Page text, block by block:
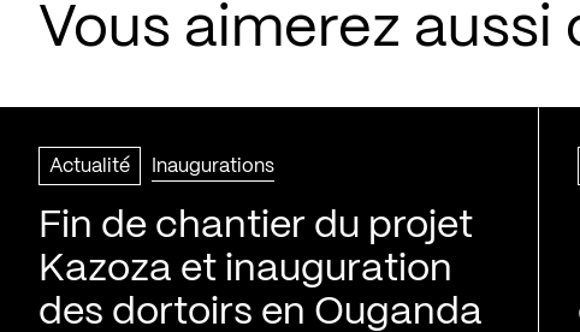
Vous aimerez aussi
Actualité Inaugurations
Fin de chantier du projet
Kazoza et inauguration
des dortoirs en Ouganda